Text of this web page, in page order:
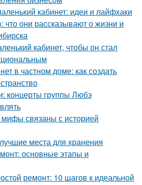
кабинет: идеи и лайфхаки
что они рассказывают о жизни и
кабинет, чтобы он стал
в частном доме: как создать
концерты группы Любэ
связаны с историей
места для хранения
основные этапы и
ремонт: 10 шагов к идеальной